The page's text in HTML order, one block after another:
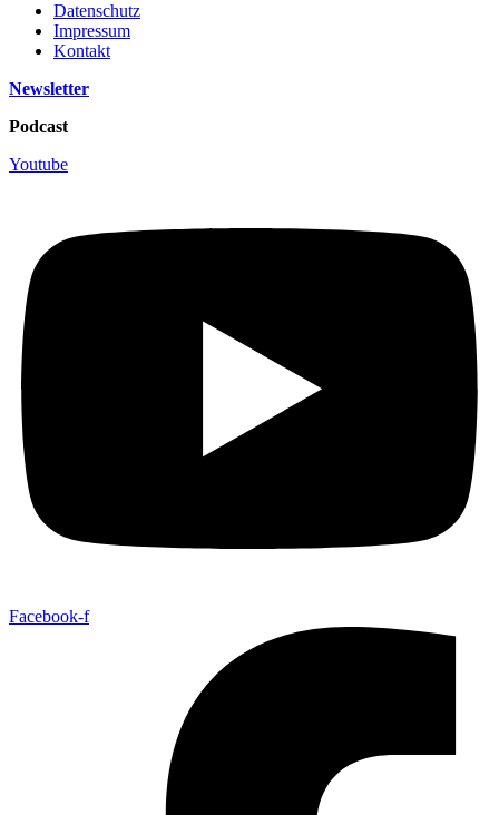
Datenschutz
Impressum
Kontakt
Newsletter
Podcast
Youtube
Facebook-f